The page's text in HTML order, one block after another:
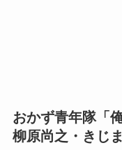
おかず青年隊「
柳原尚之・きじ